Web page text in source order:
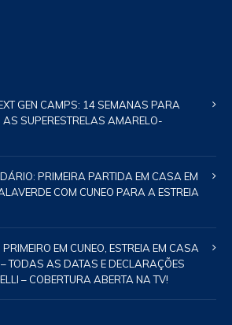
GEN CAMPS: 14 SEMANAS PARA
SUPERESTRELAS AMARELO-
PRIMEIRA PARTIDA EM CASA EM
COM CUNEO PARA A ESTREIA
EM CUNEO, ESTREIA EM CASA
TODAS AS DATAS E DECLARAÇÕES
– COBERTURA ABERTA NA TV!